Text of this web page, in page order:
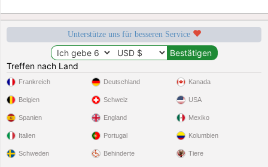
Unterstütze uns für besseren Service
Treffen nach Land
Frankreich
Belgien
Spanien
Italien
Schweden
Deutschland
Schweiz
England
Portugal
Behinderte
Kanada
USA
Mexiko
Kolumbien
Tiere